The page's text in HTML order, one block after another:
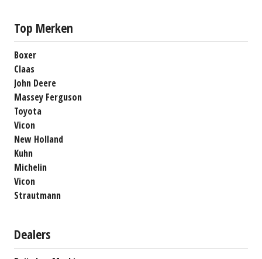
Top Merken
Boxer
Claas
John Deere
Massey Ferguson
Toyota
Vicon
New Holland
Kuhn
Michelin
Vicon
Strautmann
Dealers